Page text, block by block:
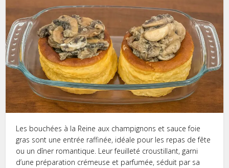
Les bouchées à la Reine aux champignons et sauce foie
gras sont une entrée raffinée, idéale pour les repas de fête
ou un dîner romantique. Leur feuilleté croustillant, garni
d’une préparation crémeuse et parfumée, séduit par sa